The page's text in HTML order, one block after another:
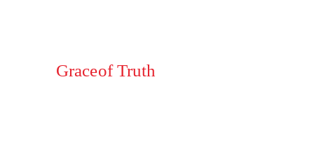
Graceof Truth